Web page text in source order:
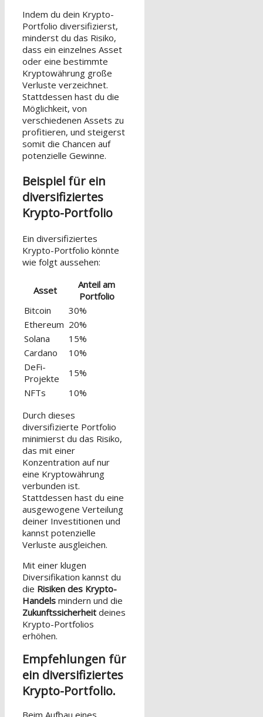
Indem du dein Krypto-
Portfolio diversifizierst,
minderst du das Risiko,
dass ein einzelnes Asset
oder eine bestimmte
Kryptowährung große
Verluste verzeichnet.
Stattdessen hast du die
Möglichkeit, von
verschiedenen Assets zu
profitieren, und steigerst
somit die Chancen auf
potenzielle Gewinne.
Beispiel für ein
diversifiziertes
Krypto-Portfolio
Ein diversifiziertes
Krypto-Portfolio könnte
wie folgt aussehen:
Asset
Anteil am
Portfolio
Bitcoin
30%
Ethereum 20%
Solana
15%
Cardano
10%
DeFi-
Projekte
15%
NFTs
10%
Durch dieses
diversifizierte Portfolio
minimierst du das Risiko,
das mit einer
Konzentration auf nur
eine Kryptowährung
verbunden ist.
Stattdessen hast du eine
ausgewogene Verteilung
deiner Investitionen und
kannst potenzielle
Verluste ausgleichen.
Mit einer klugen
Diversifikation kannst du
die Risiken des Krypto-
Handels mindern und die
Zukunftssicherheit deines
Krypto-Portfolios
erhöhen.
Empfehlungen für
ein diversifiziertes
Krypto-Portfolio.
Beim Aufbau eines